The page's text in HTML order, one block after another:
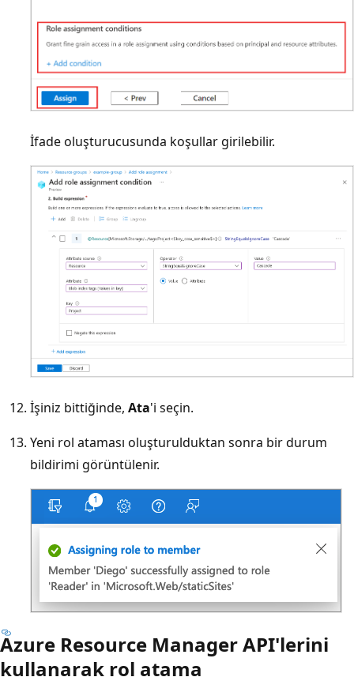
İfade oluşturucusunda koşullar girilebilir.
İşiniz bittiğinde, Ata'i seçin.
Yeni rol ataması oluşturulduktan sonra bir durum
bildirimi görüntülenir.
Azure Resource Manager API'lerini
kullanarak rol atama